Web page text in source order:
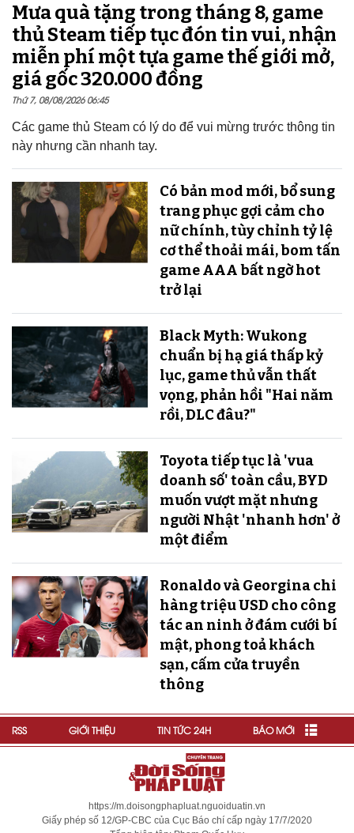
Mưa quà tặng trong tháng 8, game
thủ Steam tiếp tục đón tin vui, nhận
miễn phí một tựa game thế giới mở,
giá gốc 320.000 đồng
Thứ 7, 08/08/2026 06:45
Các game thủ Steam có lý do để vui mừng trước thông tin
này nhưng cần nhanh tay.
Có bản mod mới, bổ sung
trang phục gợi cảm cho
nữ chính, tùy chỉnh tỷ lệ
cơ thể thoải mái, bom tấn
game AAA bất ngờ hot
trở lại
Black Myth: Wukong
chuẩn bị hạ giá thấp kỷ
lục, game thủ vẫn thất
vọng, phản hồi "Hai năm
rồi, DLC đâu?"
Toyota tiếp tục là 'vua
doanh số' toàn cầu, BYD
muốn vượt mặt nhưng
người Nhật 'nhanh hơn' ở
một điểm
Ronaldo và Georgina chi
hàng triệu USD cho công
tác an ninh ở đám cưới bí
mật, phong toả khách
sạn, cấm cửa truyền
thông
RSS GIỚI THIỆU TIN TỨC 24H BÁO MỚI
https://m.doisongphapluat.nguoiduatin.vn
Giấy phép số 12/GP-CBC của Cục Báo chí cấp ngày 17/7/2020